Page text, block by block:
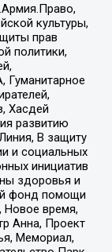
культуры,
прав
политики,
Хасдей
развитию
В защиту
и социальных
инициатив
здоровья и
фонд помощи
Новое время,
Анна, Проект
Мемориал,